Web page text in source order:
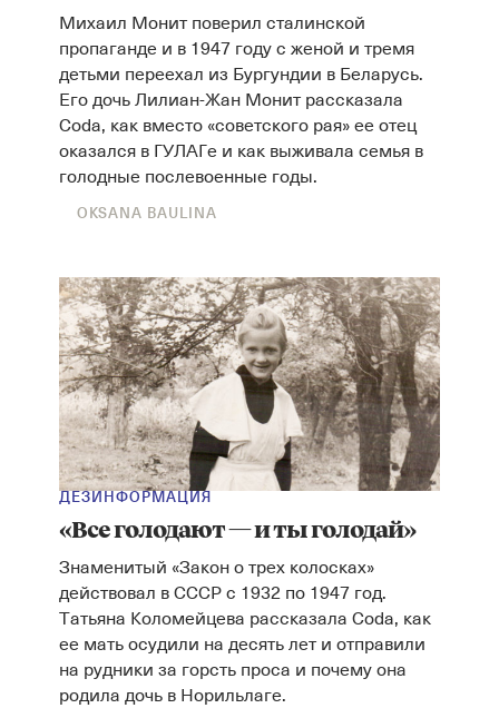
Михаил Монит поверил сталинской
пропаганде и в 1947 году с женой и тремя
детьми переехал из Бургундии в Беларусь.
Его дочь Лилиан-Жан Монит рассказала
Coda, как вместо «советского рая» ее отец
оказался в ГУЛАГе и как выживала семья в
голодные послевоенные годы.
OKSANA BAULINA
ДЕЗИНФОРМАЦИЯ
«Все голодают — и ты голодай»
Знаменитый «Закон о трех колосках»
действовал в СССР с 1932 по 1947 год.
Татьяна Коломейцева рассказала Coda, как
ее мать осудили на десять лет и отправили
на рудники за горсть проса и почему она
родила дочь в Норильлаге.